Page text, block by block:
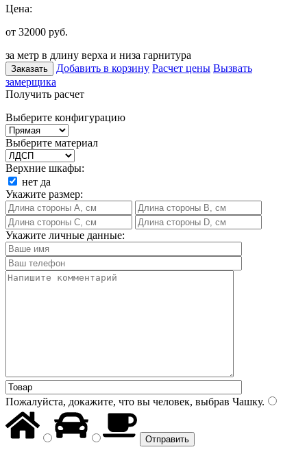
Цена:
от 32000 руб.
за метр в длину верха и низа гарнитура
Заказать Добавить в корзину Расчет цены Вызвать
замерщика
Получить расчет
Выберите конфигурацию
Выберите материал
Верхние шкафы:
нет да
Укажите размер:
Укажите личные данные:
Пожалуйста, докажите, что вы человек, выбрав Чашку.